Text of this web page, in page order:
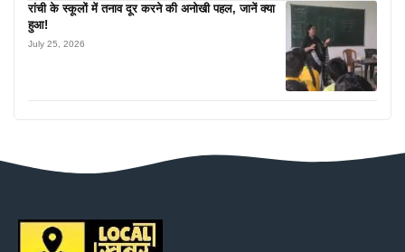
रांची के स्कूलों में तनाव दूर करने की अनोखी पहल, जानें क्या
हुआ!
July 25, 2026